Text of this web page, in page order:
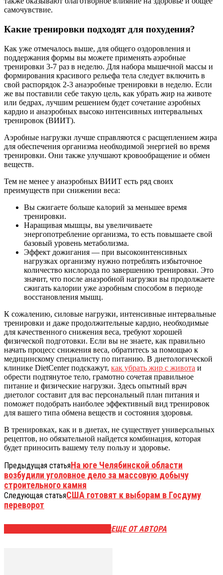
самочувствие.
Какие тренировки подходят для похудения?
Как уже отмечалось выше, для общего оздоровления и
поддержания формы вы можете применять аэробные
тренировки 3-7 раз в неделю. Для набора мышечной массы и
формирования красивого рельефа тела следует включить в
свой распорядок 2-3 анаэробные тренировки в неделю. Если
же вы поставили себе такую цель, как убрать жир на животе
или бедрах, лучшим решением будет сочетание аэробных
кардио и анаэробных высоко интенсивных интервальных
тренировок (ВИИТ).
Аэробные нагрузки лучше справляются с расщеплением жира
для обеспечения организма необходимой энергией во время
тренировки. Они также улучшают кровообращение и обмен
веществ.
Тем не менее у анаэробных ВИИТ есть ряд своих
преимуществ при снижении веса:
Вы сжигаете больше калорий за меньшее время
тренировки.
Наращивая мышцы, вы увеличиваете
энергопотребление организма, то есть повышаете свой
базовый уровень метаболизма.
Эффект дожигания — при высокоинтенсивных
нагрузках организму нужно потреблять избыточное
количество кислорода по завершению тренировки. Это
значит, что после анаэробной нагрузки вы продолжаете
сжигать калории уже аэробным способом в периоде
восстановления мышц.
К сожалению, силовые нагрузки, интенсивные интервальные
тренировки и даже продолжительные кардио, необходимые
для качественного снижения веса, требуют хорошей
физической подготовки. Если вы не знаете, как правильно
начать процесс снижения веса, обратитесь за помощью к
медицинскому специалисту по питанию. В диетологической
клинике DietCenter подскажут, как убрать жир с живота и
обрести подтянутое тело, грамотно сочетая правильное
питание и физические нагрузки. Здесь опытный врач
диетолог составит для вас персональный план питания и
поможет подобрать наиболее эффективный вид тренировок
для вашего типа обмена веществ и состояния здоровья.
В тренировках, как и в диетах, не существует универсальных
рецептов, но обязательной найдется комбинация, которая
будет приносить вашему телу пользу и здоровье.
Предыдущая статьяНа юге Челябинской области
возбудили уголовное дело за массовую добычу
строительного камня
Следующая статьяСША готовят к выборам в Госдуму
переворот
ЕЩЕ ОТ АВТОРА